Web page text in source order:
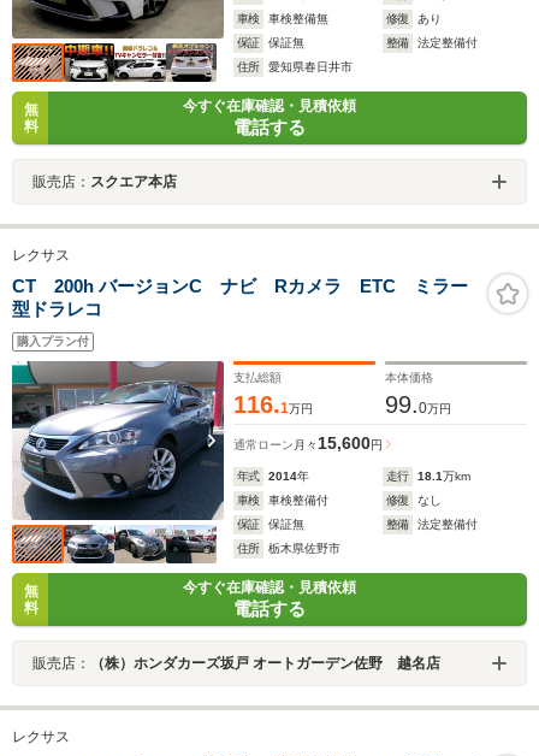
車検
車検整備無 修復
あり
保証
保証無 整備
法定整備付
住所
愛知県春日井市
無
料
今すぐ在庫確認・見積依頼
電話する
販売店： スクエア本店
レクサス
CT 200h バージョンC ナビ Rカメラ ETC ミラー
型ドラレコ
購入プラン付
支払総額
116.1万円
本体価格
99.0万円
通常ローン 月々15,600円
年式 2014年 走行 18.1万km
車検
車検整備付 修復
なし
保証
保証無 整備
法定整備付
住所
栃木県佐野市
無
料
今すぐ在庫確認・見積依頼
電話する
販売店： （株）ホンダカーズ坂戸 オートガーデン佐野 越名店
レクサス